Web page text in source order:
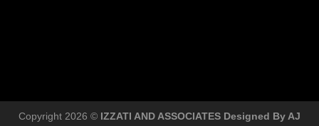
Copyright 2026 © IZZATI AND ASSOCIATES Designed By AJ